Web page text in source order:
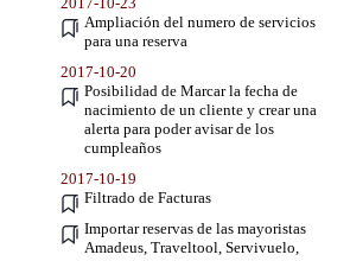
Ampliación del numero de servicios
para una reserva
2017-10-20
Posibilidad de Marcar la fecha de
nacimiento de un cliente y crear una
alerta para poder avisar de los
cumpleaños
2017-10-19
Filtrado de Facturas
Importar reservas de las mayoristas
Amadeus, Traveltool, Servivuelo,